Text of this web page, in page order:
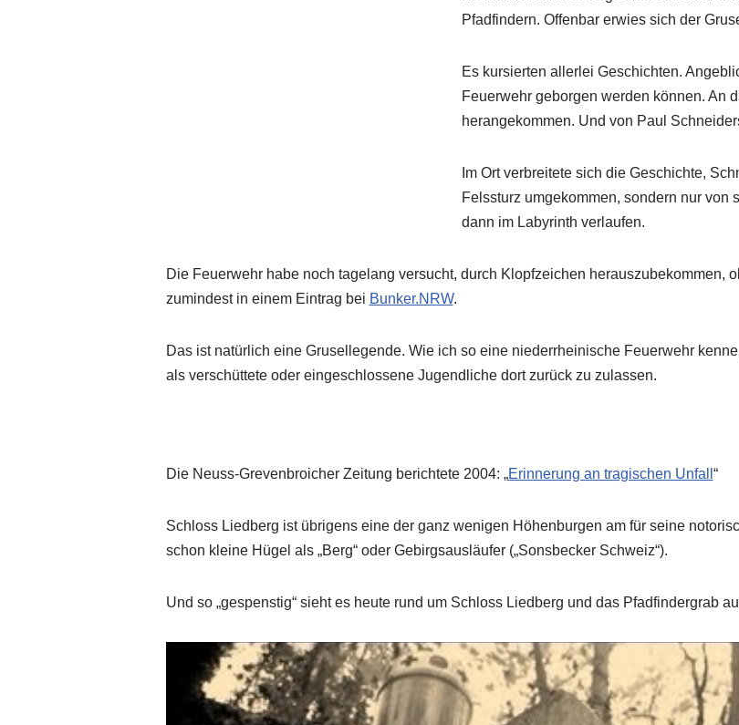
Pfadfindern. Offenbar erwies sich der
Es kursierten allerlei Geschichten.
Feuerwehr geborgen werden können. An
herangekommen. Und von Paul
Im Ort verbreitete sich die Geschichte,
Felssturz umgekommen, sondern nur von
dann im Labyrinth verlaufen.
Die Feuerwehr habe noch tagelang versucht, durch Klopfzeichen herauszubekommen,
zumindest in einem Eintrag bei Bunker.NRW.
Das ist natürlich eine Grusellegende. Wie ich so eine niederrheinische Feuerwehr
als verschüttete oder eingeschlossene Jugendliche dort zurück zu zulassen.
Die Neuss-Grevenbroicher Zeitung berichtete 2004: „Erinnerung an tragischen Unfall “
Schloss Liedberg ist übrigens eine der ganz wenigen Höhenburgen am für seine
schon kleine Hügel als „Berg“ oder Gebirgsausläufer („Sonsbecker Schweiz“).
Und so „gespenstig“ sieht es heute rund um Schloss Liedberg und das Pfadfindergrab